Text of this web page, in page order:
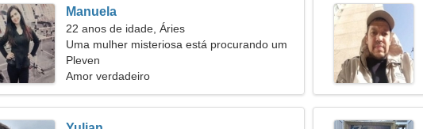
Manuela
22 anos de idade, Áries
Uma mulher misteriosa está procurando um
relacionamento apaixonado
Pleven
Amor verdadeiro